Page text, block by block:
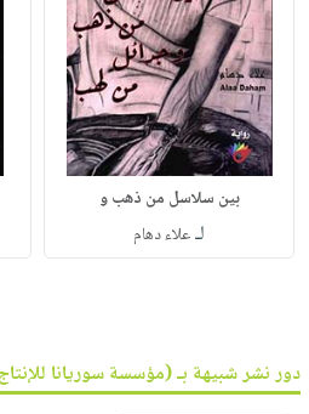
بين سلاسل من ذهب و
لـعلاء دهام
دور نشر شبيهة بـ (مؤسسة سوريانا